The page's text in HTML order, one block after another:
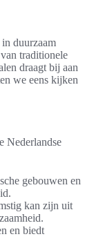
duurzaam
traditionele
draagt bij aan
we eens kijken
Nederlandse
gebouwen en
kan zijn uit
en biedt